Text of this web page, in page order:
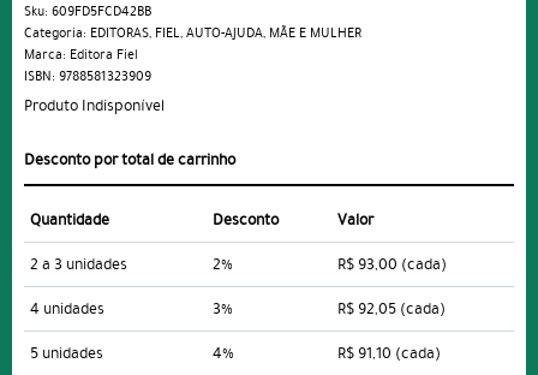
Sku: 609FD5FCD42BB
Categoria: EDITORAS, FIEL,AUTO-AJUDA, MÃE E MULHER
Marca: Editora Fiel
ISBN: 9788581323909
Produto Indisponível
Desconto por total de carrinho
Quantidade Desconto
Valor
2 a 3 unidades
2% R$ 93,00 (cada)
4 unidades
3% R$ 92,05 (cada)
5 unidades
4% R$ 91,10 (cada)